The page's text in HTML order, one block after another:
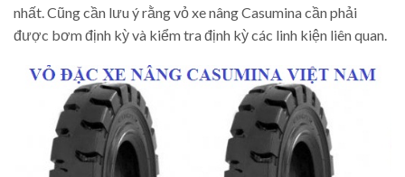
nhất. Cũng cần lưu ý rằng vỏ xe nâng Casumina cần phải
được bơm định kỳ và kiểm tra định kỳ các linh kiện liên quan.